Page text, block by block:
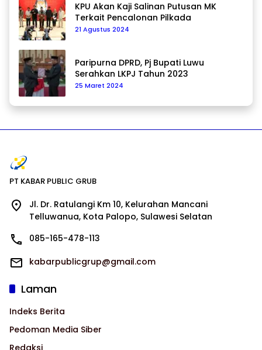
KPU Akan Kaji Salinan Putusan MK
Terkait Pencalonan Pilkada
21 Agustus 2024
Paripurna DPRD, Pj Bupati Luwu
Serahkan LKPJ Tahun 2023
25 Maret 2024
PT KABAR PUBLIC GRUB
Jl. Dr. Ratulangi Km 10, Kelurahan Mancani
Telluwanua, Kota Palopo, Sulawesi Selatan
085-165-478-113
kabarpublicgrup@gmail.com
Laman
Indeks Berita
Pedoman Media Siber